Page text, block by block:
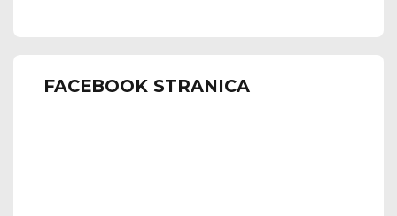
FACEBOOK STRANICA